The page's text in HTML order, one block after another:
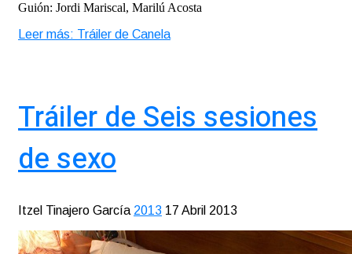
Guión: Jordi Mariscal, Marilú Acosta
Leer más: Tráiler de Canela
Tráiler de Seis sesiones
de sexo
Itzel Tinajero García 2013 17 Abril 2013